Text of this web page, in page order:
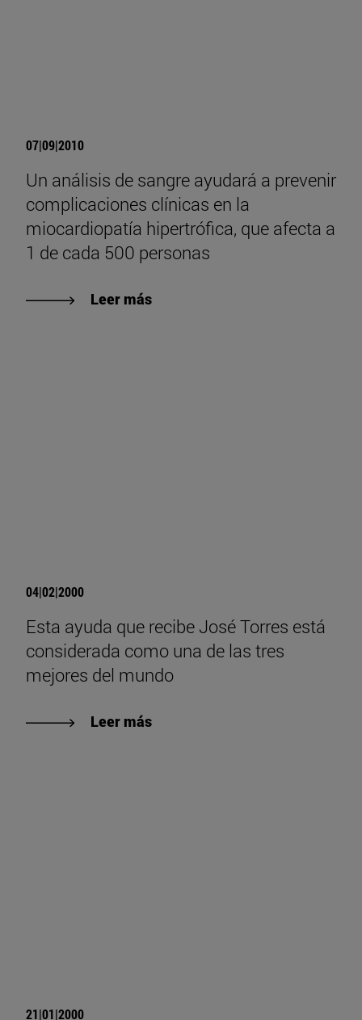
07|09|2010
Un análisis de sangre ayudará a prevenir
complicaciones clínicas en la
miocardiopatía hipertrófica, que afecta a
1 de cada 500 personas
Leer más
04|02|2000
Esta ayuda que recibe José Torres está
considerada como una de las tres
mejores del mundo
Leer más
21|01|2000